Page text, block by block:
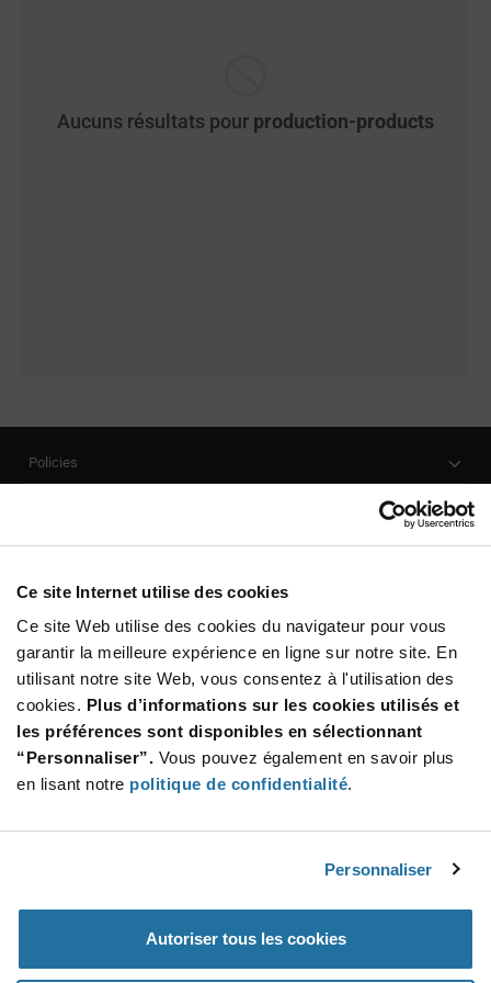
Ce site Internet utilise des cookies
Ce site Web utilise des cookies du navigateur pour vous
garantir la meilleure expérience en ligne sur notre site. En
utilisant notre site Web, vous consentez à l'utilisation des
cookies. Plus d’informations sur les cookies utilisés et
les préférences sont disponibles en sélectionnant
“Personnaliser”. Vous pouvez également en savoir plus
en lisant notre politique de confidentialité.
Personnaliser
Autoriser tous les cookies
Aucuns résultats pour production-products
Policies
Customer Care
Stay Connected!
SUBSCRIBE TO OUR NEWSLETTER
Be at the Forefront of New Technology Innovations
subscribe
button
SUBSCRIBE
Terms & Conditions|Terms of Use|Accessibility